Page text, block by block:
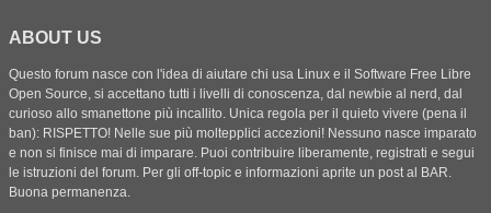
ABOUT US
Questo forum nasce con l'idea di aiutare chi usa Linux e il Software Free Libre
Open Source, si accettano tutti i livelli di conoscenza, dal newbie al nerd, dal
curioso allo smanettone più incallito. Unica regola per il quieto vivere (pena il
ban): RISPETTO! Nelle sue più moltepplici accezioni! Nessuno nasce imparato
e non si finisce mai di imparare. Puoi contribuire liberamente, registrati e segui
le istruzioni del forum. Per gli off-topic e informazioni aprite un post al BAR.
Buona permanenza.